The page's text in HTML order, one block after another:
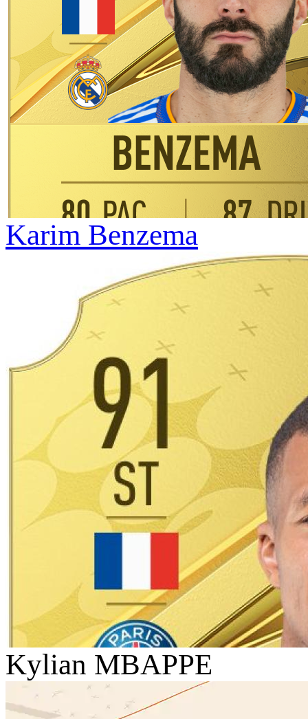
Karim Benzema
Kylian MBAPPE